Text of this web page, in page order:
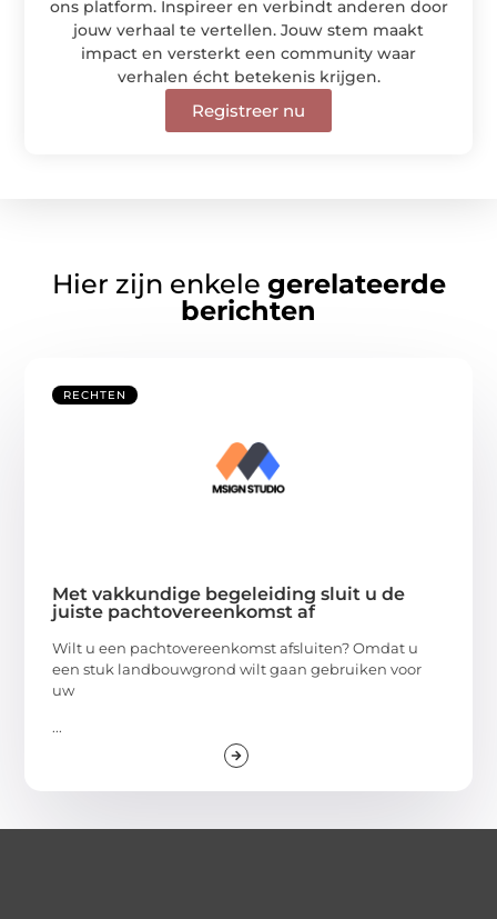
ons platform. Inspireer en verbindt anderen door
jouw verhaal te vertellen. Jouw stem maakt
impact en versterkt een community waar
verhalen écht betekenis krijgen.
Registreer nu
Hier zijn enkele gerelateerde
berichten
RECHTEN
Met vakkundige begeleiding sluit u de
juiste pachtovereenkomst af
Wilt u een pachtovereenkomst afsluiten? Omdat u
een stuk landbouwgrond wilt gaan gebruiken voor
uw
...